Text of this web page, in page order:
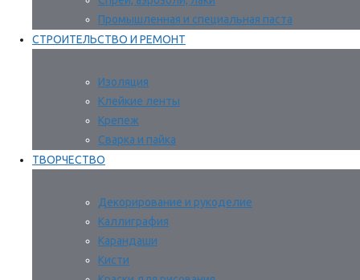
Промышленная и специальная паста
СТРОИТЕЛЬСТВО И РЕМОНТ
Изоляция
Клейкие ленты
Крепеж
Сварка и пайка
ТВОРЧЕСТВО
Декорирование и рукоделие
Каллиграфия
Карандаши
Кисти